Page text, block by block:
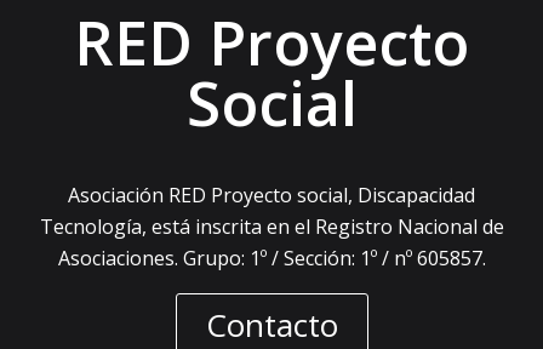
RED Proyecto
Social
Asociación RED Proyecto social, Discapacidad
Tecnología, está inscrita en el Registro Nacional de
Asociaciones. Grupo: 1º / Sección: 1º / nº 605857.
Contacto